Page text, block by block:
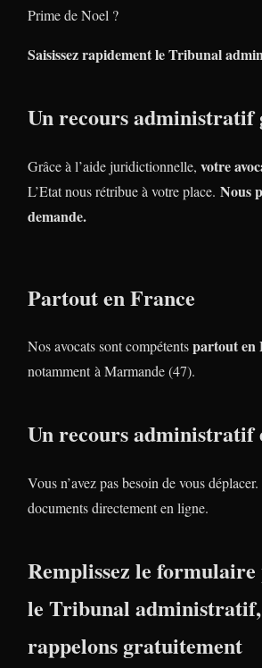
Prime de Noel ?
Saisissez rapidement le Tribunal
Un recours
Grâce à l’aide juridictionnelle, votre
L’Etat nous rétribue à votre place. Nous
demande.
Partout en France
Nos avocats sont compétentspartout en
notamment à Marmande (47).
Un recours administratif
Vous n’avez pas besoin de vous
documents directement en ligne.
Remplissez le
le Tribunal administratif,
rappelons gratuitement